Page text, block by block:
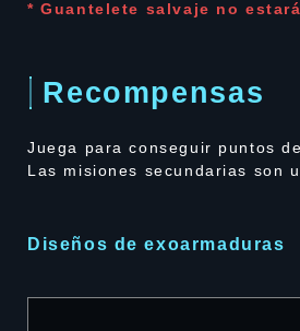
* Guantelete salvaje no
Recompensas
Juega para conseguir puntos
Las misiones secundarias son
Diseños de exoarmaduras